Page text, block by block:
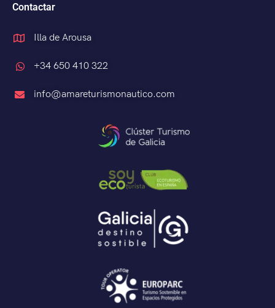
Contactar
Illa de Arousa
+34 650 410 322
info@amareturismonautico.com